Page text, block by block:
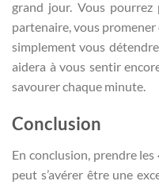
grand jour. Vous
partenaire, vous
simplement vous
aidera à vous sentir
savourer chaque minute.
Conclusion
En conclusion, prendre
peut s’avérer être une